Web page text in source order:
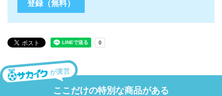
が運営
ここだけの特別な商品がある